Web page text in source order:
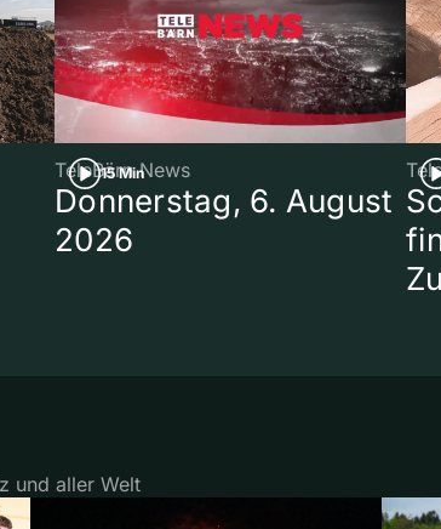
15 Min
TeleBärn News
Donnerstag, 6. August
2026
und aller Welt